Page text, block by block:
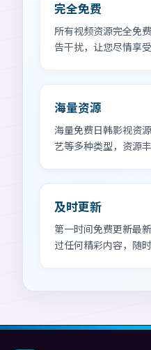
完全免费
所有视频资源完全免
告干扰，让您尽情享
海量资源
海量免费日韩影视资
艺等多种类型，资源
及时更新
第一时间免费更新最
过任何精彩内容，随